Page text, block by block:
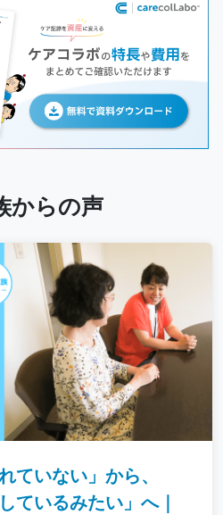
からの声
ていない」から、
ているみたい」へ｜